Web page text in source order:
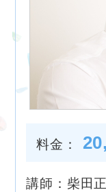
料金：
講師：柴田